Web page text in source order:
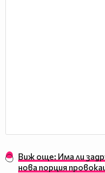
Виж още: Има ли
нова порция